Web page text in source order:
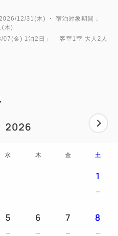
ンジをご用意いたしまし
宿泊のお客様は13:00～
ンを承ります。
インはフロントにて承りま
宿泊のお客様は、熱海後楽
12/31(木) ・ 宿泊対象期間：
木)
07(金) 1泊2日 」 「 客室1室 大人2人
2026
水 木 金 土
1
5 6 7 8